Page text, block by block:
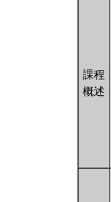
課程
概述